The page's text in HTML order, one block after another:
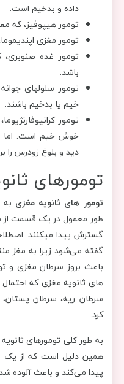
داده و بدخیم است.
تومور هیپوفیز، که
تومور مغزی
تومور غده
باشد.
تومور سلولهای
خیم یا بدخیم باشند.
تومور
خوش خیم است. اما
دید و بلوغ زودرس را
تومورهای
تومور های ثانویه مغزی
طور معمول در یک قسمت
گسترش پیدا میکنند.
گفته می‌شود زیرا به مغز
باعث بروز سرطان مغزی و
های ثانویه مغزی که احتمال
سرطان ریه، سرطان
کرد.
به طور کلی تومورهای
همین دلیل است که از
پیدا می‌کند و باعث آلوده